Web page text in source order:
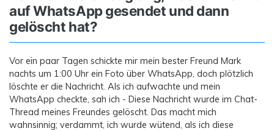
auf WhatsApp gesendet und dann
gelöscht hat?
Vor ein paar Tagen schickte mir mein bester Freund Mark
nachts um 1:00 Uhr ein Foto über WhatsApp, doch plötzlich
löschte er die Nachricht. Als ich aufwachte und mein
WhatsApp checkte, sah ich - Diese Nachricht wurde im Chat-
Thread meines Freundes gelöscht. Das macht mich
wahnsinnig; verdammt, ich wurde wütend, als ich diese